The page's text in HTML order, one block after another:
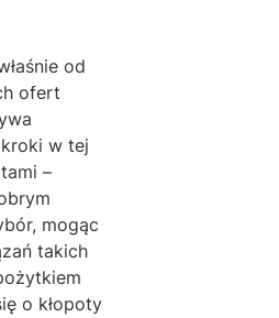
od
ofert
w tej
–
mogąc
takich
o kłopoty